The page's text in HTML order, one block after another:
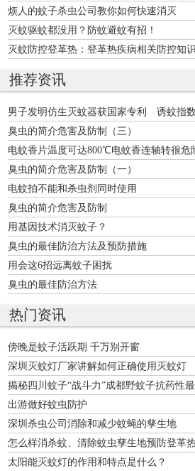
烦人的蚊子杀虫公司教你如何快速消灭
灭蚊驱蚊都没用？防蚊避蚊有招！
灭蚊防控登革热：登革热疾病相关防控知
推荐资讯
男子发明仿生灭蚊器获国家专利 诱蚊指
臭虫的简介危害及防制（三）
电蚊香片温度可达800℃电蚊香连轴转很危
臭虫的简介危害及防制（一）
电蚊拍不能和杀虫剂同时使用
臭虫的简介危害及防制
用基因技术消灭蚊子？
臭虫的最佳防治方法及预防措施
用会这6招远离蚊子困扰
臭虫的最佳防治方法
热门资讯
傍晚是蚊子活跃期 千万别开窗
深圳灭蚊灯厂家讲解如何正确使用灭蚊灯
揭秘四川蚊子“战斗力”成都野蚊子抗药性
出游做好蚊虫防护
深圳杀虫公司消除和减少蚊蝇的孳生地
怎么样消杀蚊、清除蚊虫孳生地预防登革
太阳能灭蚊灯的作用和特点是什么？